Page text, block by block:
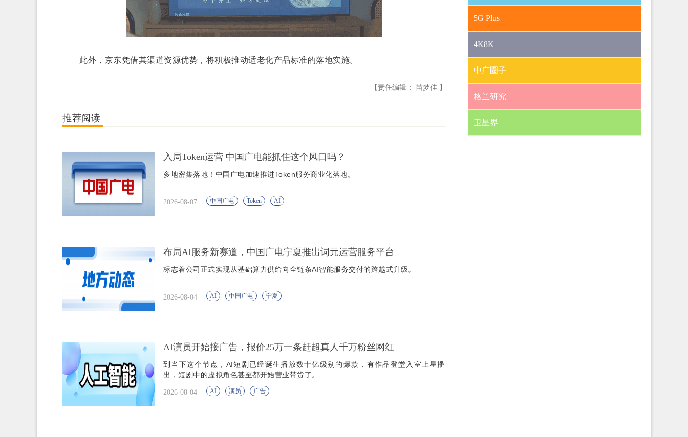
此外，京东凭借其渠道资源优势，将积极推动适老化产品标准的落地实施。
【责任编辑： 苗梦佳 】
推荐阅读
入局Token运营 中国广电能抓住这个风口吗？
多地密集落地！中国广电加速推进Token服务商业化落地。
2026-08-07 中国广电 Token AI
布局AI服务新赛道，中国广电宁夏推出词元运营服务平台
标志着公司正式实现从基础算力供给向全链条AI智能服务交付的跨越式升级。
2026-08-04 AI 中国广电 宁夏
AI演员开始接广告，报价25万一条赶超真人千万粉丝网红
到当下这个节点，AI短剧已经诞生播放数十亿级别的爆款，有作品登堂入室上星播
出，短剧中的虚拟角色甚至都开始营业带货了。
2026-08-04 AI 演员 广告
5G Plus
4K8K
中广圈子
格兰研究
卫星界